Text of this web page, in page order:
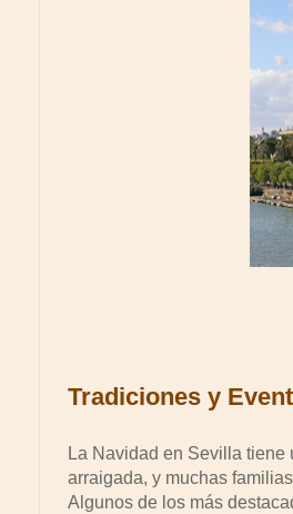
Tradiciones y
La Navidad en Sevilla
arraigada, y muchas
Algunos de los más